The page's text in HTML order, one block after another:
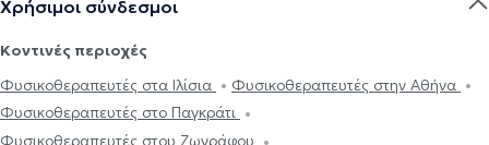
Χρήσιμοι σύνδεσμοι
Κοντινές περιοχές
Φυσικοθεραπευτές στα Ιλίσια
Φυσικοθεραπευτές στην Αθήνα
Φυσικοθεραπευτές στο Παγκράτι
Φυσικοθεραπευτές στου Ζωγράφου